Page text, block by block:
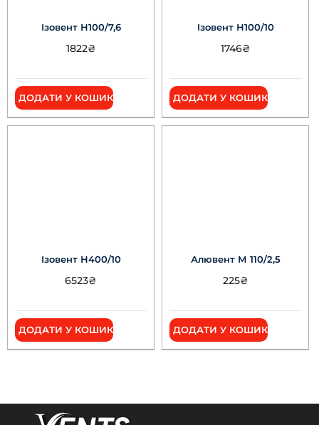
Ізовент Н100/7,6
1822₴
ДОДАТИ У КОШИК
Ізовент Н100/10
1746₴
ДОДАТИ У КОШИК
Ізовент Н400/10
6523₴
ДОДАТИ У КОШИК
Алювент М 110/2,5
225₴
ДОДАТИ У КОШИК